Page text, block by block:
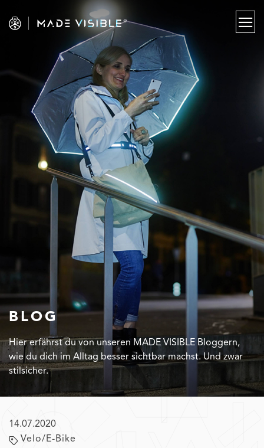
BLOG
Hier erfährst du von unseren MADE VISIBLE Bloggern,
wie du dich im Alltag besser sichtbar machst. Und zwar
stilsicher.
14.07.2020
Velo/E-Bike